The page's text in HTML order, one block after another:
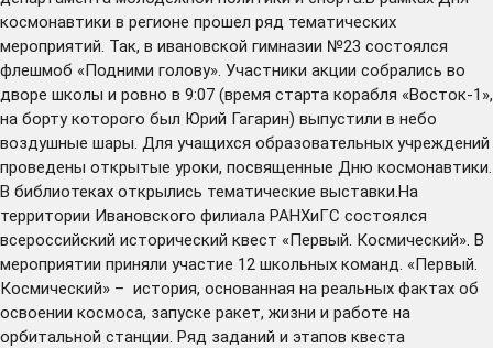
космонавтики в регионе прошел ряд тематических
мероприятий. Так, в ивановской гимназии №23 состоялся
флешмоб «Подними голову». Участники акции собрались во
дворе школы и ровно в 9:07 (время старта корабля «Восток-1»,
на борту которого был Юрий Гагарин) выпустили в небо
воздушные шары. Для учащихся образовательных учреждений
проведены открытые уроки, посвященные Дню космонавтики.
В библиотеках открылись тематические выставки.На
территории Ивановского филиала РАНХиГС состоялся
всероссийский исторический квест «Первый. Космический». В
мероприятии приняли участие 12 школьных команд. «Первый.
Космический» – история, основанная на реальных фактах об
освоении космоса, запуске ракет, жизни и работе на
орбитальной станции. Ряд заданий и этапов квеста